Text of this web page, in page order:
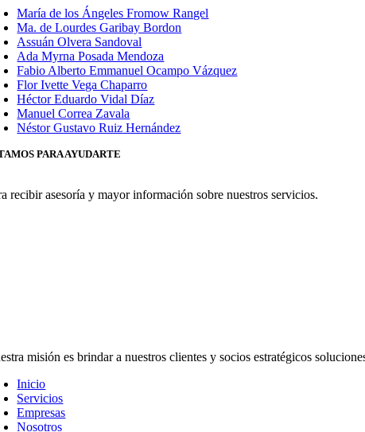
María de los Ángeles Fromow Rangel
Ma. de Lourdes Garibay Bordon
Assuán Olvera Sandoval
Ada Myrna Posada Mendoza
Fabio Alberto Emmanuel Ocampo Vázquez
Flor Ivette Vega Chaparro
Héctor Eduardo Vidal Díaz
Manuel Correa Zavala
Néstor Gustavo Ruiz Hernández
PARA AYUDARTE
recibir asesoría y mayor información sobre nuestros servicios.
misión es brindar a nuestros clientes y socios estratégicos
Inicio
Servicios
Empresas
Nosotros